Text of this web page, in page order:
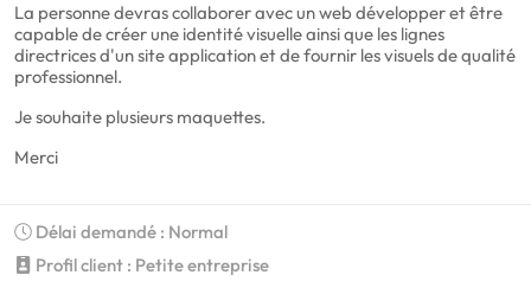
La personne devras collaborer avec un web développer et être
capable de créer une identité visuelle ainsi que les lignes
directrices d'un site application et de fournir les visuels de qualité
professionnel.
Je souhaite plusieurs maquettes.
Merci
Délai demandé : Normal
Profil client : Petite entreprise